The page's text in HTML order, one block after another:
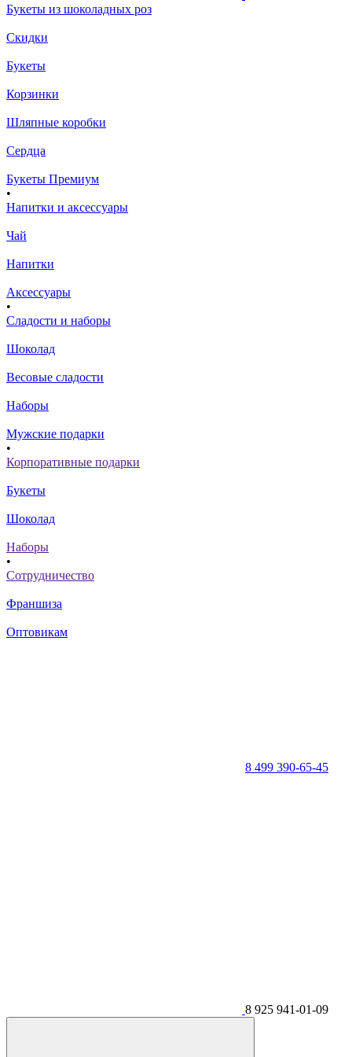
Букеты из шоколадных роз
Скидки
Букеты
Корзинки
Шляпные коробки
Сердца
Букеты Премиум
•
Напитки и аксессуары
Чай
Напитки
Аксессуары
•
Сладости и наборы
Шоколад
Весовые сладости
Наборы
Мужские подарки
•
Корпоративные подарки
Букеты
Шоколад
Наборы
•
Сотрудничество
Франшиза
Оптовикам
8 499 390-65-45
8 925 941-01-09